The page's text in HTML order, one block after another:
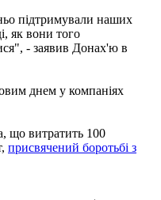
підтримували наших
як вони того
- заявив Донах'ю в
днем ​​у компаніях
що витратить 100
присвячений боротьбі з